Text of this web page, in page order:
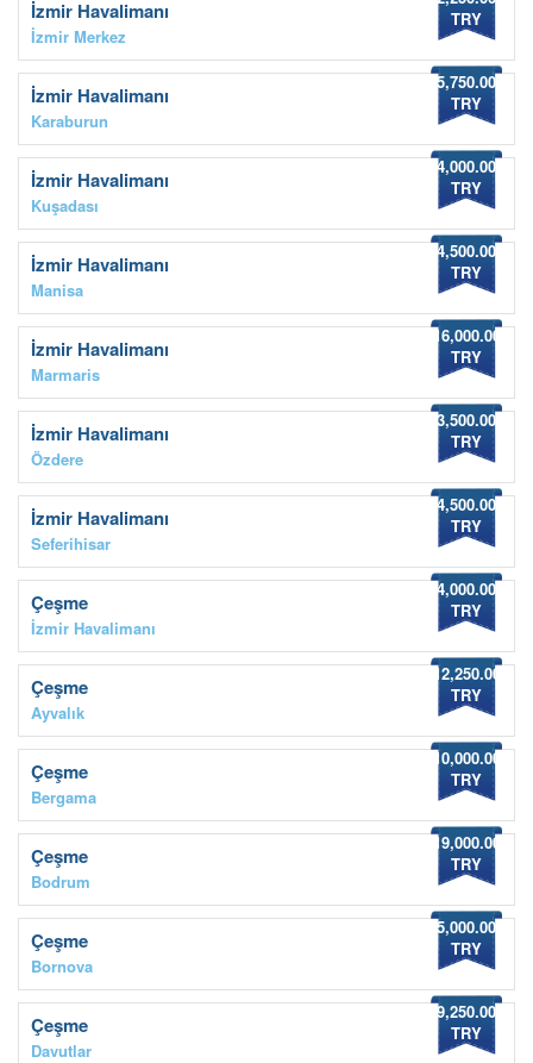
İzmir Havalimanı
İzmir Merkez
TRY
İzmir Havalimanı
Karaburun
5,750.00
TRY
İzmir Havalimanı
Kuşadası
4,000.00
TRY
İzmir Havalimanı
Manisa
4,500.00
TRY
İzmir Havalimanı
Marmaris
16,000.00
TRY
İzmir Havalimanı
Özdere
3,500.00
TRY
İzmir Havalimanı
Seferihisar
4,500.00
TRY
Çeşme
İzmir Havalimanı
4,000.00
TRY
Çeşme
Ayvalık
12,250.00
TRY
Çeşme
Bergama
10,000.00
TRY
Çeşme
Bodrum
19,000.00
TRY
Çeşme
Bornova
5,000.00
TRY
Çeşme
Davutlar
9,250.00
TRY